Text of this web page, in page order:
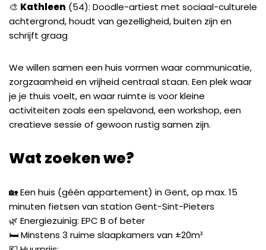
🎨 Kathleen (54): Doodle-artiest met sociaal-culturele
achtergrond, houdt van gezelligheid, buiten zijn en
schrijft graag
We willen samen een huis vormen waar communicatie,
zorgzaamheid en vrijheid centraal staan. Een plek waar
je je thuis voelt, en waar ruimte is voor kleine
activiteiten zoals een spelavond, een workshop, een
creatieve sessie of gewoon rustig samen zijn.
Wat zoeken we?
🏡 Een huis (géén appartement) in Gent, op max. 15
minuten fietsen van station Gent-Sint-Pieters
🌿 Energiezuinig: EPC B of beter
🛏 Minstens 3 ruime slaapkamers van ±20m²